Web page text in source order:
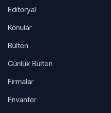
Editöryal
Konular
Bülten
Günlük Bülten
Firmalar
Envanter